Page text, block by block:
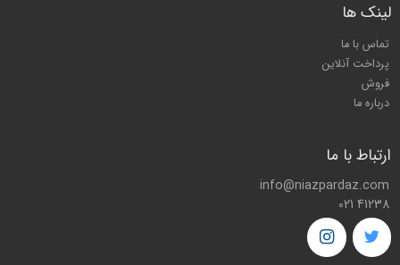
لینک ها
تماس با ما
پرداخت آنلاین
فروش
درباره ما
ارتباط با ما
info@niazpardaz.com
021 41238